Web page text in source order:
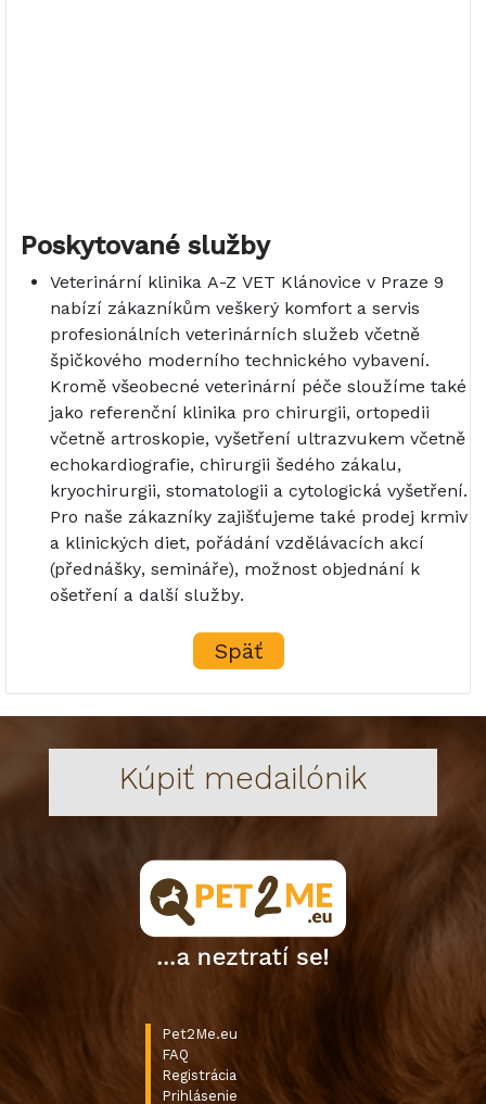
Poskytované služby
Veterinární klinika A-Z VET Klánovice v Praze 9
nabízí zákazníkům veškerý komfort a servis
profesionálních veterinárních služeb včetně
špičkového moderního technického vybavení.
Kromě všeobecné veterinární péče sloužíme také
jako referenční klinika pro chirurgii, ortopedii
včetně artroskopie, vyšetření ultrazvukem včetně
echokardiografie, chirurgii šedého zákalu,
kryochirurgii, stomatologii a cytologická vyšetření.
Pro naše zákazníky zajišťujeme také prodej krmiv
a klinických diet, pořádání vzdělávacích akcí
(přednášky, semináře), možnost objednání k
ošetření a další služby.
Späť
Kúpiť medailónik
Pet2Me.eu
FAQ
Registrácia
Prihlásenie